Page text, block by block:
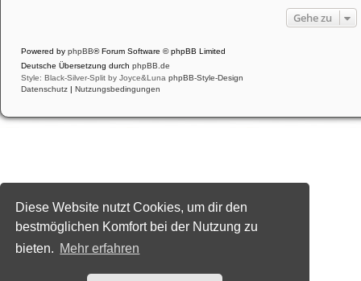
Diese Website nutzt Cookies, um dir den
bestmöglichen Komfort bei der Nutzung zu
bieten. Mehr erfahren
Gehe zu
Powered by phpBB® Forum Software © phpBB Limited
Deutsche Übersetzung durch phpBB.de
Style: Black-Silver-Split by Joyce&Luna phpBB-Style-Design
Datenschutz
Nutzungsbedingungen